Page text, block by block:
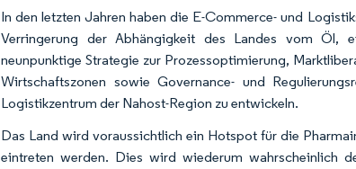
In den letzten Jahren haben die E-Commerce- und
Verringerung der Abhängigkeit des Landes vom Öl,
neunpunktige Strategie zur Prozessoptimierung,
Wirtschaftszonen sowie Governance- und
Logistikzentrum der Nahost-Region zu entwickeln.
Das Land wird voraussichtlich ein Hotspot für die
eintreten werden. Dies wird wiederum wahrscheinlich